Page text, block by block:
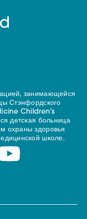
занимающейся
Стэнфордского
Children's
детская больница
охраны здоровья
школе.